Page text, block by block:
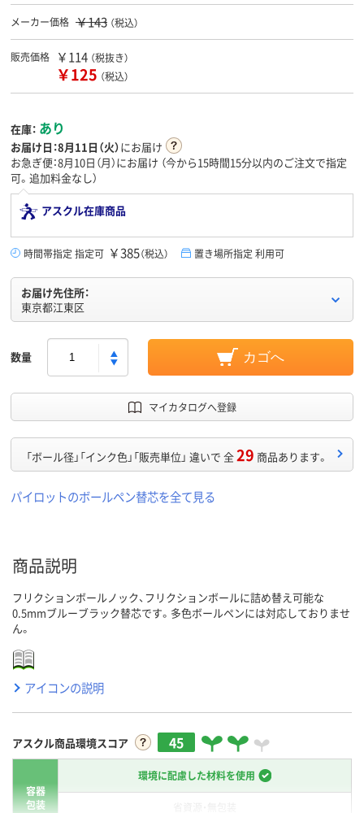
メーカー価格 ￥143 （税込）
販売価格 ￥114 （税抜き）
￥125 （税込）
在庫： あり
お届け日：8月11日（火）にお届け
お急ぎ便：8月10日（月）にお届け （今から15時間15分以内のご注文で指定
可。追加料金なし）
アスクル在庫商品
時間帯指定 指定可 ￥385（税込） 置き場所指定 利用可
お届け先住所：
東京都江東区
数量 カゴへ
マイカタログへ登録
「ボール径」「インク色」「販売単位」 違いで 全29 商品あります。
パイロットのボールペン替芯を全て見る
商品説明
フリクションボールノック、フリクションボールに詰め替え可能な
0.5mmブルーブラック替芯です。多色ボールペンには対応しておりませ
ん。
アイコンの説明
アスクル商品環境スコア 45
容器
包装
環境に配慮した材料を使用